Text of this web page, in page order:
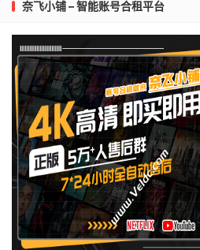
奈飞小铺 – 智能账号合租平台